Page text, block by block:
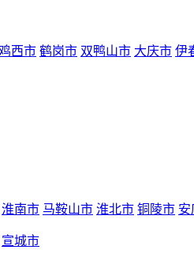
西市 鹤岗市 双鸭山市 大庆市 伊
淮南市 马鞍山市 淮北市 铜陵市 安
宣城市